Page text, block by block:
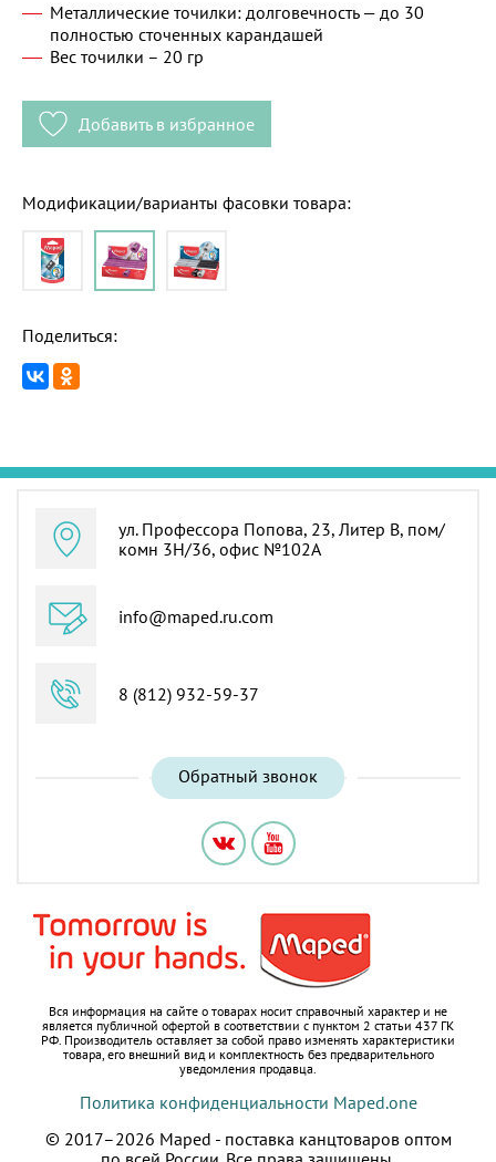
Металлические точилки: долговечность — до 30
полностью сточенных карандашей
Вес точилки – 20 гр
Добавить в избранное
Модификации/варианты фасовки товара:
Поделиться:
ул. Профессора Попова, 23, Литер В, пом/
комн 3Н/36, офис №102А
info@maped.ru.com
8 (812) 932-59-37
Обратный звонок
Вся информация на сайте о товарах носит справочный характер и не
является публичной офертой в соответствии с пунктом 2 статьи 437 ГК
РФ. Производитель оставляет за собой право изменять характеристики
товара, его внешний вид и комплектность без предварительного
уведомления продавца.
Политика конфиденциальности Maped.one
© 2017–2026 Maped - поставка канцтоваров оптом